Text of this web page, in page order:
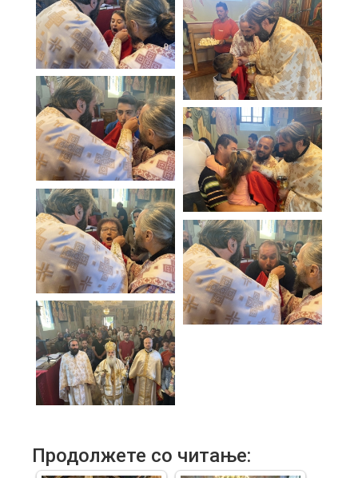
Продолжете со читање: